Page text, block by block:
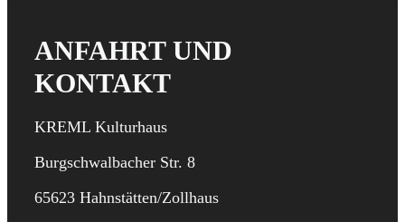
ANFAHRT UND
KONTAKT
KREML Kulturhaus
Burgschwalbacher Str. 8
65623 Hahnstätten/Zollhaus